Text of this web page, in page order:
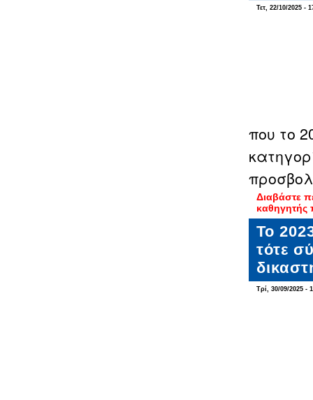
Τετ, 22/10/2025 -
που το
Διαβάστε
καθηγητής
Το
τότε
Τρί, 30/09/2025 -